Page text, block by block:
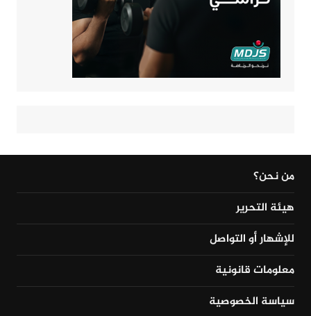
من نحن؟
هيئة التحرير
للإشهار أو التواصل
معلومات قانونية
سياسة الخصوصية